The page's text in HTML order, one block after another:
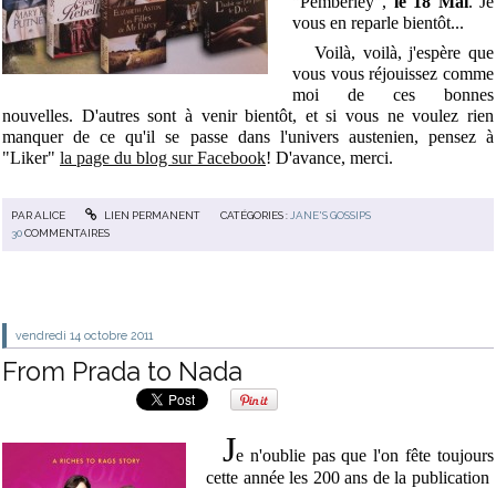
vous en reparle bientôt...
Voilà, voilà, j'espère que
vous vous réjouissez comme
moi de ces bonnes
nouvelles. D'autres sont à venir bientôt, et si vous ne voulez rien
manquer de ce qu'il se passe dans l'univers austenien, pensez à
"Liker" la page du blog sur Facebook! D'avance, merci.
PARALICE LIEN PERMANENT CATÉGORIES : JANE'S GOSSIPS
30COMMENTAIRES
vendredi 14 octobre 2011
From Prada to Nada
Je n'oublie pas que l'on fête toujours
cette année les 200 ans de la publication